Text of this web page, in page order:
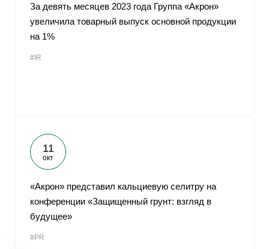
За девять месяцев 2023 года Группа «Акрон»
увеличила товарный выпуск основной продукции
на 1%
#IR
11
окт
«Акрон» представил кальциевую селитру на
конференции «Защищенный грунт: взгляд в
будущее»
#PR